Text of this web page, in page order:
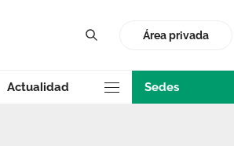
Área privada
Actualidad Sedes